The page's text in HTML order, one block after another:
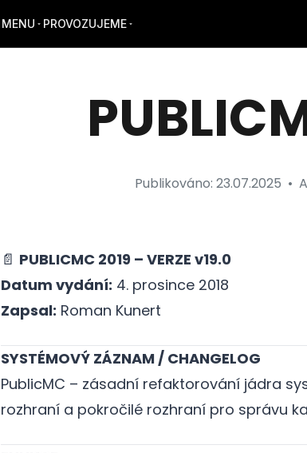
MENU PROVOZUJEME
Publikováno: 23.07.2025 •
📄 PUBLICMC 2019 – VERZE v19.0
Datum vydání: 4. prosince 2018
Zapsal: Roman Kunert
SYSTÉMOVÝ ZÁZNAM / CHANGELOG
PublicMC – zásadní refaktorování jádra
rozhraní a pokročilé rozhraní pro správu